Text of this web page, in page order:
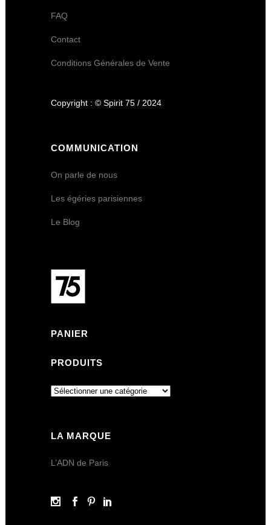
FAQ
Contact
Conditions Générales de Vente
Copyright : © Spirit 75 / 2024
COMMUNICATION
On parle de nous
Les égéries parisiennes
Le Blog
PANIER
PRODUITS
LA MARQUE
L’ADN de Paris